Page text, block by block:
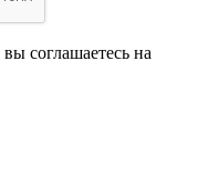
соглашаетесь на